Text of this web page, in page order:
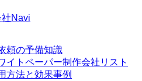
Navi
頼の予備知識
イトペーパー制作会社リスト
方法と効果事例